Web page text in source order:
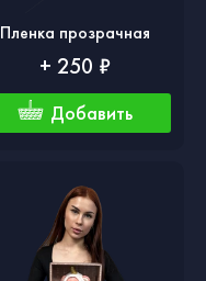
Пленка прозрачная
+ 250 ₽
Добавить